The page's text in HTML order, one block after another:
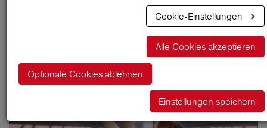
29.06.2026
Cookie-Einstellungen
Alle Cookies akzeptieren
Optionale Cookies ablehnen
Einstellungen speichern